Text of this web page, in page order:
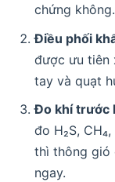
chứng không.
Điều phối
được ưu tiên
tay và quạt
Đo khí trước
đo H₂S,
thì thông gió
ngay.